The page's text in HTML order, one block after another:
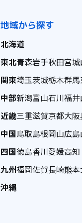
地域から探す
北海道
東北青森岩手秋田宮城
関東埼玉茨城栃木群馬
中部新潟富山石川福井
近畿三重滋賀京都大阪
中国鳥取島根岡山広島
四国徳島香川愛媛高知
九州福岡佐賀長崎熊本
沖縄